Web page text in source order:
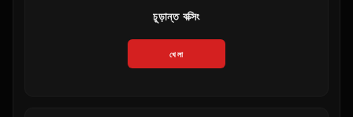
চূড়ান্ত বক্সিং
খেলা